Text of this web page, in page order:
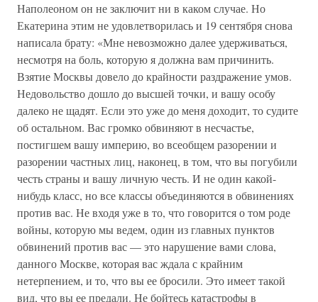
Наполеоном он не заключит ни в каком случае. Но
Екатерина этим не удовлетворилась и 19 сентября снова
написала брату: «Мне невозможно далее удерживаться,
несмотря на боль, которую я должна вам причинить.
Взятие Москвы довело до крайности раздражение умов.
Недовольство дошло до высшей точки, и вашу особу
далеко не щадят. Если это уже до меня доходит, то судите
об остальном. Вас громко обвиняют в несчастье,
постигшем вашу империю, во всеобщем разорении и
разорении частных лиц, наконец, в том, что вы погубили
честь страны и вашу личную честь. И не один какой-
нибудь класс, но все классы объединяются в обвинениях
против вас. Не входя уже в то, что говорится о том роде
войны, которую мы ведем, один из главных пунктов
обвинений против вас — это нарушение вами слова,
данного Москве, которая вас ждала с крайним
нетерпением, и то, что вы ее бросили. Это имеет такой
вид, что вы ее предали. Не бойтесь катастрофы в